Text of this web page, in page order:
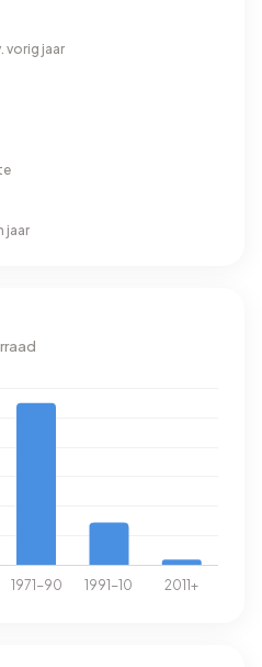
vorig jaar
jaar